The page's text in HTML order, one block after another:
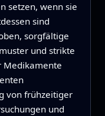
setzen, wenn sie
sind
sorgfältige
und strikte
Medikamente
von frühzeitiger
und